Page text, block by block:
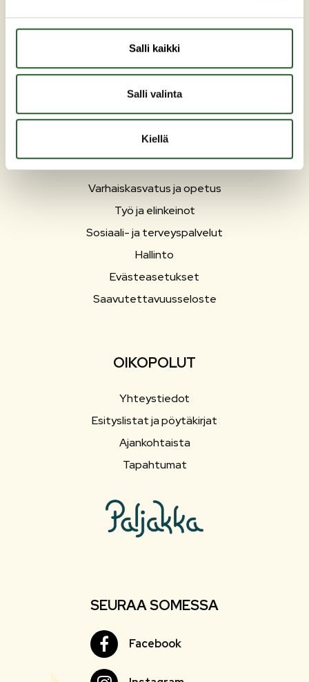
Salli kaikki
Salli valinta
Kiellä
PUOLANKA
Asuminen ja ympäristö
Liikunta ja vapaa-aika
Matkailu
Varhaiskasvatus ja opetus
Työ ja elinkeinot
Sosiaali- ja terveyspalvelut
Hallinto
Evästeasetukset
Saavutettavuusseloste
OIKOPOLUT
Yhteystiedot
Esityslistat ja pöytäkirjat
Ajankohtaista
Tapahtumat
SEURAA SOMESSA
FacebookFacebook